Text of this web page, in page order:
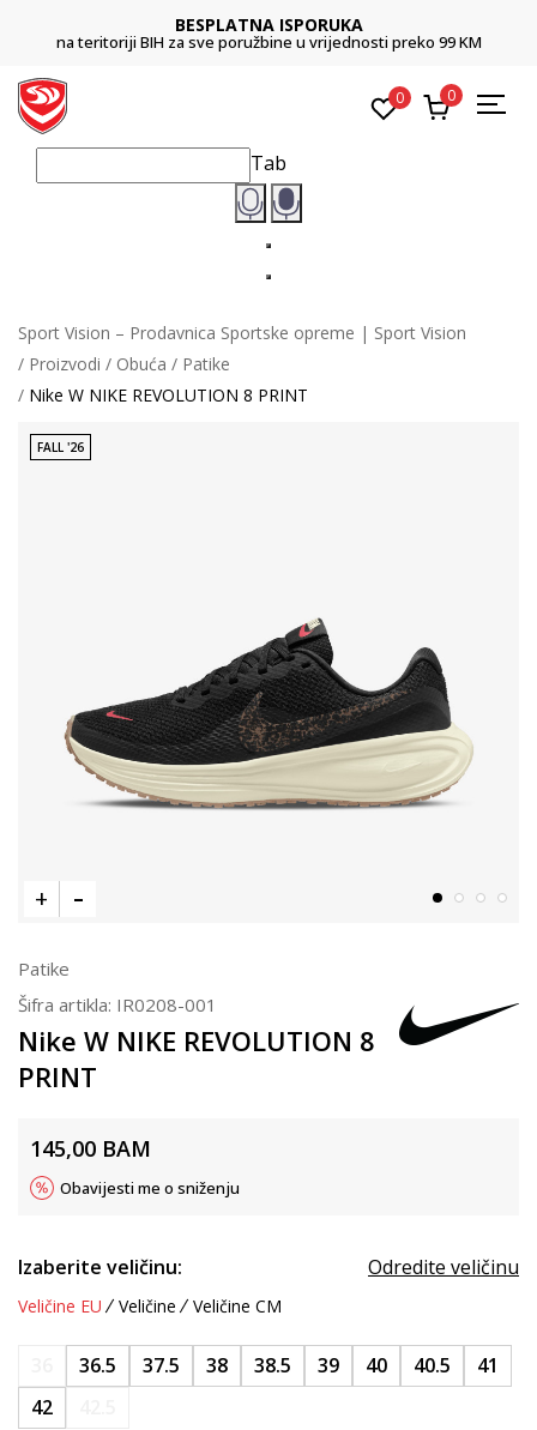
BESPLATNA ISPORUKA
na teritoriji BIH za sve poružbine u vrijednosti preko 99 KM
0 0
Tab
Sport Vision – Prodavnica Sportske opreme | Sport Vision
Proizvodi
Obuća
Patike
Nike W NIKE REVOLUTION 8 PRINT
FALL '26
Patike
Šifra artikla: IR0208-001
Nike W NIKE REVOLUTION 8
PRINT
145,00 BAM
Obavijesti me o sniženju
Izaberite veličinu: Odredite veličinu
Veličine EU Veličine Veličine CM
36.5 37.5 38 38.5 39 40 40.5
41
42